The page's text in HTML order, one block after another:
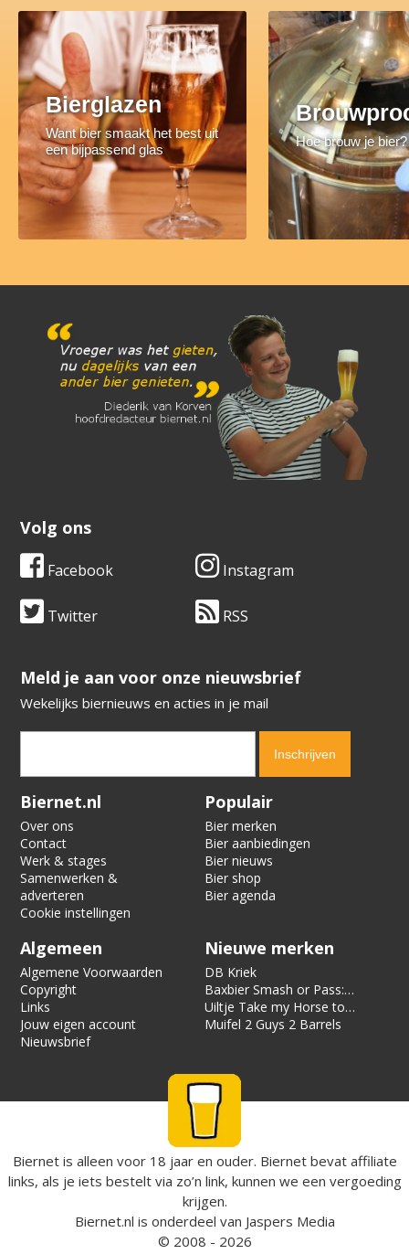
Bierglazen
Want bier smaakt het best uit
een bijpassend glas
Hoe brouw je bier?
Volg ons
Facebook Instagram
Twitter RSS
​​​​​​​Meld je aan voor onze nieuwsbrief
Wekelijks biernieuws en acties in je mail
Verification code:
Biernet.nl
Over ons
Contact
Werk & stages
Samenwerken &
adverteren
Cookie instellingen
Populair
Bier merken
Bier aanbiedingen
Bier nieuws
Bier shop
Bier agenda
Algemeen
Algemene Voorwaarden
Copyright
Links
Jouw eigen account
Nieuwsbrief
Nieuwe merken
DB Kriek
Baxbier Smash or Pass:
Strata
Uiltje Take my Horse to
the Hotel Room
Muifel 2 Guys 2 Barrels
Biernet is alleen voor 18 jaar en ouder. Biernet bevat affiliate
links, als je iets bestelt via zo’n link, kunnen we een vergoeding
krijgen.
Biernet.nl is onderdeel van Jaspers Media
© 2008 - 2026